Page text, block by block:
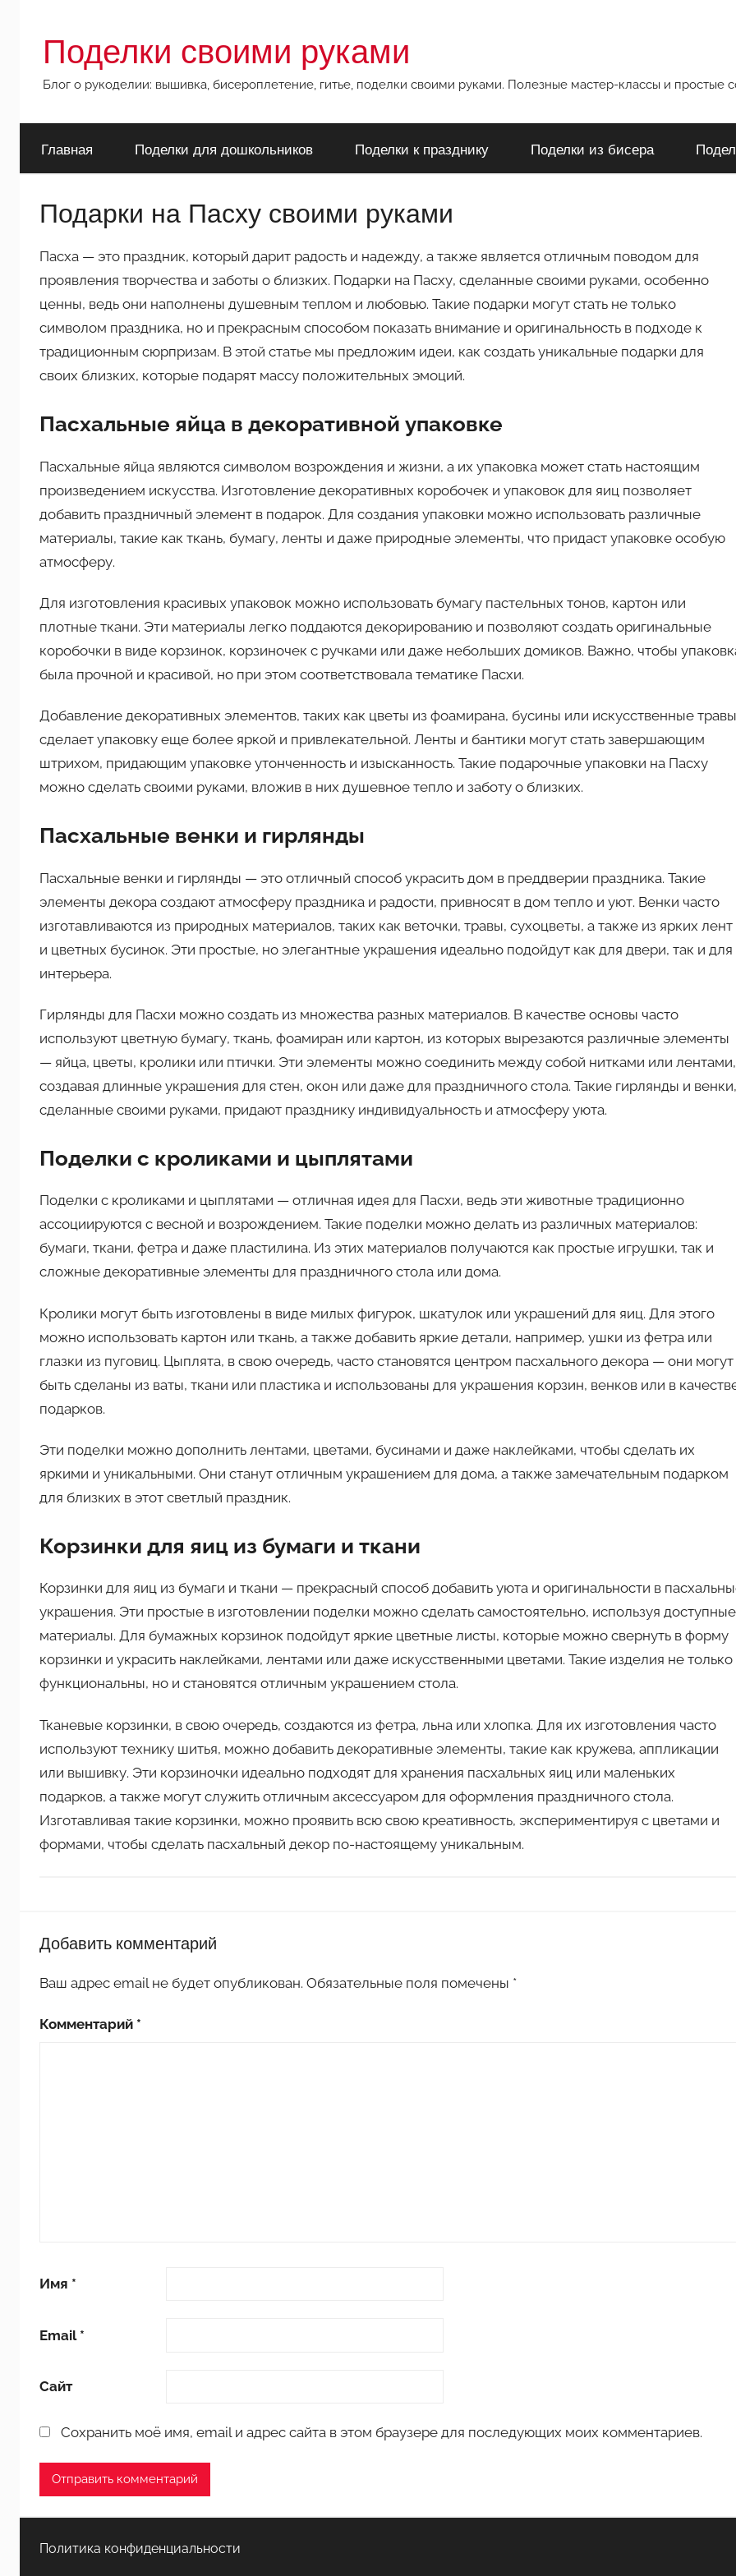
содержимому
Поделки своими руками
Блог о рукоделии: вышивка, бисероплетение, гитье, поделки своими руками. Полезные мастер-классы и простые
Главная Поделки для дошкольников Поделки к празднику Поделки из бисера
Подарки на Пасху своими руками
Пасха — это праздник, который дарит радость и надежду, а также является отличным поводом для
проявления творчества и заботы о близких. Подарки на Пасху, сделанные своими руками, особенно
ценны, ведь они наполнены душевным теплом и любовью. Такие подарки могут стать не только
символом праздника, но и прекрасным способом показать внимание и оригинальность в подходе к
традиционным сюрпризам. В этой статье мы предложим идеи, как создать уникальные подарки для
своих близких, которые подарят массу положительных эмоций.
Пасхальные яйца в декоративной упаковке
Пасхальные яйца являются символом возрождения и жизни, а их упаковка может стать настоящим
произведением искусства. Изготовление декоративных коробочек и упаковок для яиц позволяет
добавить праздничный элемент в подарок. Для создания упаковки можно использовать различные
материалы, такие как ткань, бумагу, ленты и даже природные элементы, что придаст упаковке особую
атмосферу.
Для изготовления красивых упаковок можно использовать бумагу пастельных тонов, картон или
плотные ткани. Эти материалы легко поддаются декорированию и позволяют создать оригинальные
коробочки в виде корзинок, корзиночек с ручками или даже небольших домиков. Важно, чтобы
была прочной и красивой, но при этом соответствовала тематике Пасхи.
Добавление декоративных элементов, таких как цветы из фоамирана, бусины или искусственные
сделает упаковку еще более яркой и привлекательной. Ленты и бантики могут стать завершающим
штрихом, придающим упаковке утонченность и изысканность. Такие подарочные упаковки на Пасху
можно сделать своими руками, вложив в них душевное тепло и заботу о близких.
Пасхальные венки и гирлянды
Пасхальные венки и гирлянды — это отличный способ украсить дом в преддверии праздника. Такие
элементы декора создают атмосферу праздника и радости, привносят в дом тепло и уют. Венки часто
изготавливаются из природных материалов, таких как веточки, травы, сухоцветы, а также из ярких лент
и цветных бусинок. Эти простые, но элегантные украшения идеально подойдут как для двери, так и для
интерьера.
Гирлянды для Пасхи можно создать из множества разных материалов. В качестве основы часто
используют цветную бумагу, ткань, фоамиран или картон, из которых вырезаются различные элементы
— яйца, цветы, кролики или птички. Эти элементы можно соединить между собой нитками или лентами,
создавая длинные украшения для стен, окон или даже для праздничного стола. Такие гирлянды и венки,
сделанные своими руками, придают празднику индивидуальность и атмосферу уюта.
Поделки с кроликами и цыплятами
Поделки с кроликами и цыплятами — отличная идея для Пасхи, ведь эти животные традиционно
ассоциируются с весной и возрождением. Такие поделки можно делать из различных материалов:
бумаги, ткани, фетра и даже пластилина. Из этих материалов получаются как простые игрушки, так и
сложные декоративные элементы для праздничного стола или дома.
Кролики могут быть изготовлены в виде милых фигурок, шкатулок или украшений для яиц. Для этого
можно использовать картон или ткань, а также добавить яркие детали, например, ушки из фетра или
глазки из пуговиц. Цыплята, в свою очередь, часто становятся центром пасхального декора — они могут
быть сделаны из ваты, ткани или пластика и использованы для украшения корзин, венков или в
подарков.
Эти поделки можно дополнить лентами, цветами, бусинами и даже наклейками, чтобы сделать их
яркими и уникальными. Они станут отличным украшением для дома, а также замечательным подарком
для близких в этот светлый праздник.
Корзинки для яиц из бумаги и ткани
Корзинки для яиц из бумаги и ткани — прекрасный способ добавить уюта и оригинальности в
украшения. Эти простые в изготовлении поделки можно сделать самостоятельно, используя доступные
материалы. Для бумажных корзинок подойдут яркие цветные листы, которые можно свернуть в форму
корзинки и украсить наклейками, лентами или даже искусственными цветами. Такие изделия не только
функциональны, но и становятся отличным украшением стола.
Тканевые корзинки, в свою очередь, создаются из фетра, льна или хлопка. Для их изготовления часто
используют технику шитья, можно добавить декоративные элементы, такие как кружева, аппликации
или вышивку. Эти корзиночки идеально подходят для хранения пасхальных яиц или маленьких
подарков, а также могут служить отличным аксессуаром для оформления праздничного стола.
Изготавливая такие корзинки, можно проявить всю свою креативность, экспериментируя с цветами и
формами, чтобы сделать пасхальный декор по-настоящему уникальным.
о
е
к
Добавить комментарий
Ваш адрес email не будет опубликован. Обязательные поля помечены *
Комментарий *
Имя *
Email *
Сайт
Сохранить моё имя, email и адрес сайта в этом браузере для последующих моих комментариев.
Политика конфиденциальности